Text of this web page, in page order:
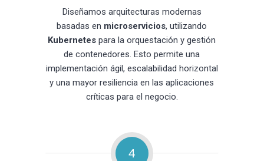
Diseñamos arquitecturas modernas
basadas en microservicios, utilizando
Kubernetes para la orquestación y gestión
de contenedores. Esto permite una
implementación ágil, escalabilidad horizontal
y una mayor resiliencia en las aplicaciones
críticas para el negocio.
4